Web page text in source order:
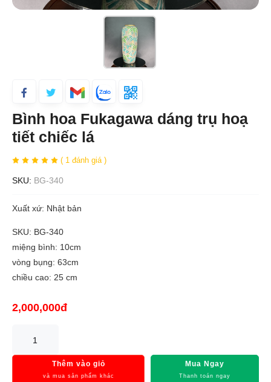
Bình hoa Fukagawa dáng trụ hoạ
tiết chiếc lá
( 1 đánh giá )
SKU: BG-340
Xuất xứ: Nhật bản
SKU: BG-340
miệng bình: 10cm
vòng bụng: 63cm
chiều cao: 25 cm
2,000,000đ
Thêm vào giỏ
và mua sản phẩm khác
Mua Ngay
Thanh toán ngay